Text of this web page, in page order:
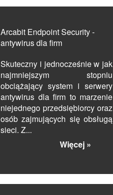
Arcabit Endpoint Security -
antywirus dla firm
Skuteczny i jednocześnie w jak
najmniejszym stopniu
obciążający system i serwery
antywirus dla firm to marzenie
niejednego przedsiębiorcy oraz
osób zajmujących się obsługą
sieci. Z...
Więcej »